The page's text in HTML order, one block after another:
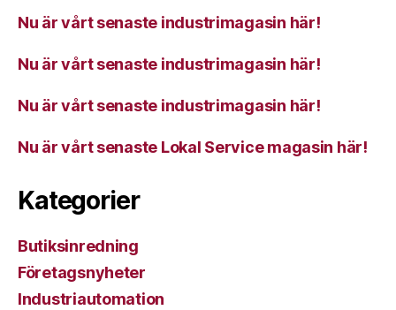
Nu är vårt senaste industrimagasin här!
Nu är vårt senaste industrimagasin här!
Nu är vårt senaste industrimagasin här!
Nu är vårt senaste Lokal Service magasin här!
Kategorier
Butiksinredning
Företagsnyheter
Industriautomation